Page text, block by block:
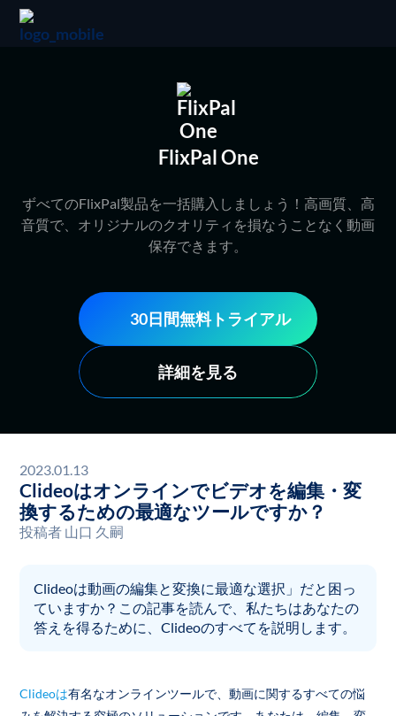
FlixPal One
ずべてのFlixPal製品を一括購入しましょう！高画質、高
音質で、オリジナルのクオリティを損なうことなく動画
保存できます。
30日間無料トライアル
詳細を見る
2023.01.13
Clideoはオンラインでビデオを編集・変
換するための最適なツールですか？
投稿者 山口 久嗣
Clideoは動画の編集と変換に最適な選択」だと困っ
ていますか？この記事を読んで、私たちはあなたの
答えを得るために、Clideoのすべてを説明します。
Clideoは有名なオンラインツールで、動画に関するすべての悩